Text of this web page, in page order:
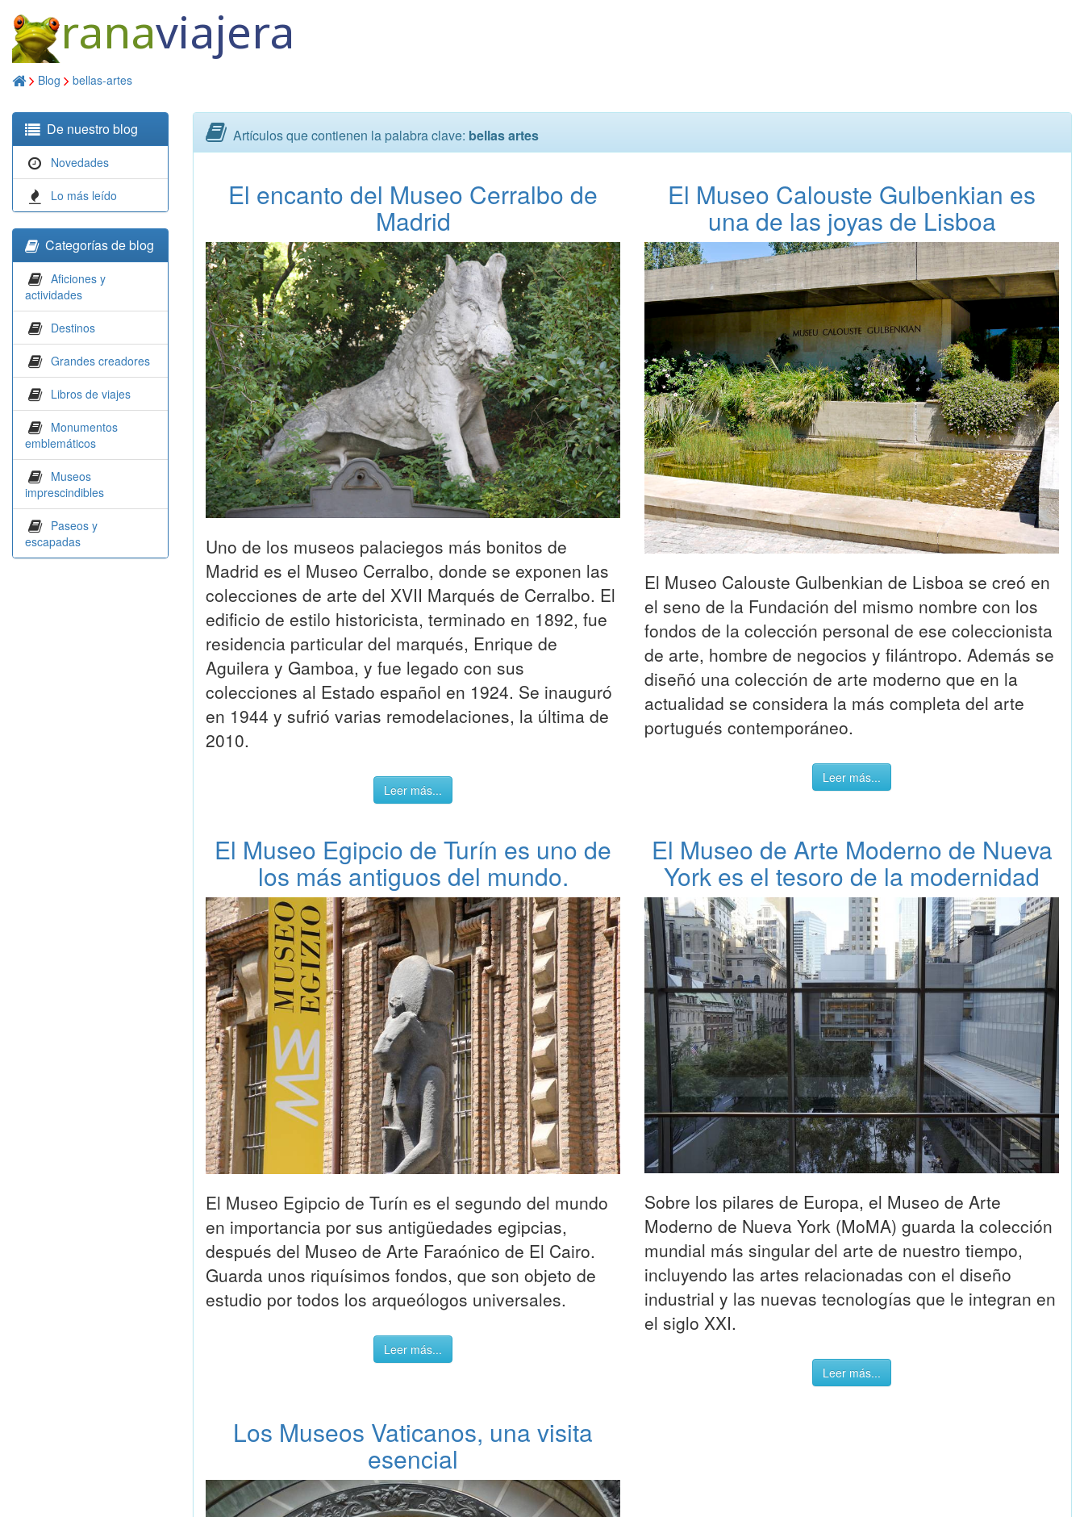
ranaviajera
Blog bellas-artes
De nuestro blog
Novedades
Lo más leído
Categorías de blog
Aficiones y
actividades
Destinos
Grandes creadores
Libros de viajes
Monumentos
emblemáticos
Museos
imprescindibles
Paseos y
escapadas
Artículos que contienen la palabra clave: bellas artes
El encanto del Museo Cerralbo de
Madrid
Uno de los museos palaciegos más bonitos de
Madrid es el Museo Cerralbo, donde se exponen las
colecciones de arte del XVII Marqués de Cerralbo. El
edificio de estilo historicista, terminado en 1892, fue
residencia particular del marqués, Enrique de
Aguilera y Gamboa, y fue legado con sus
colecciones al Estado español en 1924. Se inauguró
en 1944 y sufrió varias remodelaciones, la última de
2010.
Leer más...
El Museo Calouste Gulbenkian es
una de las joyas de Lisboa
El Museo Calouste Gulbenkian de Lisboa se creó en
el seno de la Fundación del mismo nombre con los
fondos de la colección personal de ese coleccionista
de arte, hombre de negocios y filántropo. Además se
diseñó una colección de arte moderno que en la
actualidad se considera la más completa del arte
portugués contemporáneo.
Leer más...
El Museo Egipcio de Turín es uno de
los más antiguos del mundo.
El Museo Egipcio de Turín es el segundo del mundo
en importancia por sus antigüedades egipcias,
después del Museo de Arte Faraónico de El Cairo.
Guarda unos riquísimos fondos, que son objeto de
estudio por todos los arqueólogos universales.
Leer más...
El Museo de Arte Moderno de Nueva
York es el tesoro de la modernidad
Sobre los pilares de Europa, el Museo de Arte
Moderno de Nueva York (MoMA) guarda la colección
mundial más singular del arte de nuestro tiempo,
incluyendo las artes relacionadas con el diseño
industrial y las nuevas tecnologías que le integran en
el siglo XXI.
Leer más...
Los Museos Vaticanos, una visita
esencial